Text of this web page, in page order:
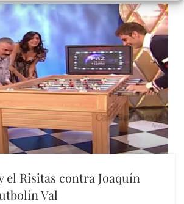
el Risitas contra Joaquín
Val